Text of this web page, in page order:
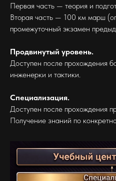
Первая часть — теория и
Вторая часть — 100 км марш
промежуточный экзамен
Продвинутый уровень.
Доступен после прохождения
инженерки и тактики.
Специализация.
Доступен после прохождения
Получение знаний по